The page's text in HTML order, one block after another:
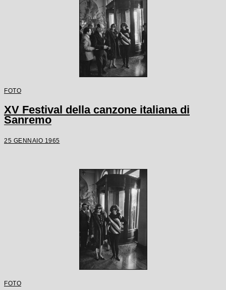
FOTO
XV Festival della canzone italiana di
Sanremo
25 GENNAIO 1965
FOTO